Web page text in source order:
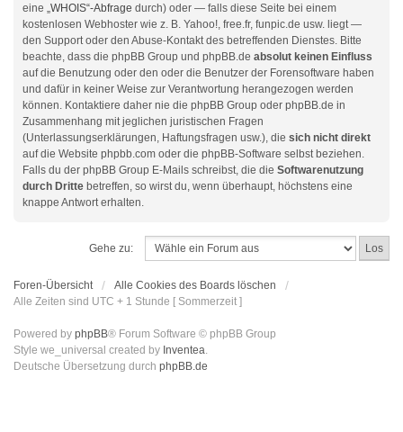
eine „WHOIS“-Abfrage durch) oder — falls diese Seite bei einem
kostenlosen Webhoster wie z. B. Yahoo!, free.fr, funpic.de usw. liegt —
den Support oder den Abuse-Kontakt des betreffenden Dienstes. Bitte
beachte, dass die phpBB Group und phpBB.de absolut keinen Einfluss
auf die Benutzung oder den oder die Benutzer der Forensoftware haben
und dafür in keiner Weise zur Verantwortung herangezogen werden
können. Kontaktiere daher nie die phpBB Group oder phpBB.de in
Zusammenhang mit jeglichen juristischen Fragen
(Unterlassungserklärungen, Haftungsfragen usw.), die sich nicht direkt
auf die Website phpbb.com oder die phpBB-Software selbst beziehen.
Falls du der phpBB Group E-Mails schreibst, die die Softwarenutzung
durch Dritte betreffen, so wirst du, wenn überhaupt, höchstens eine
knappe Antwort erhalten.
Gehe zu:
Foren-Übersicht
Alle Cookies des Boards löschen
Alle Zeiten sind UTC + 1 Stunde [ Sommerzeit ]
Powered by phpBB® Forum Software © phpBB Group
Style we_universal created by Inventea.
Deutsche Übersetzung durch phpBB.de